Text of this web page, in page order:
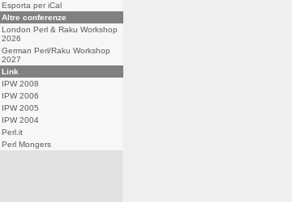
Esporta per iCal
Altre conferenze
London Perl & Raku Workshop
2026
German Perl/Raku Workshop
2027
Link
IPW 2008
IPW 2006
IPW 2005
IPW 2004
Perl.it
Perl Mongers